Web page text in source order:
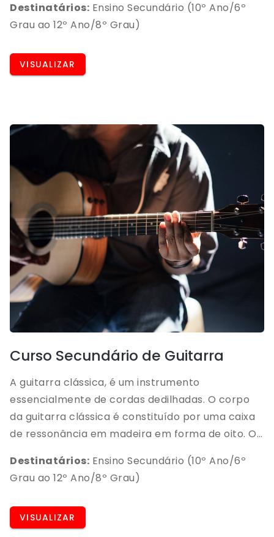
alguns dos conteúdos básicos sobre as várias
vertentes da voz.
Destinatários: Ensino Secundário (10º Ano/6º
Grau ao 12º Ano/8º Grau)
VISUALIZAR
Curso Secundário de Guitarra
A guitarra clássica, é um instrumento
essencialmente de cordas dedilhadas. O corpo
da guitarra clássica é constituído por uma caixa
de ressonância em madeira em forma de oito. O
dividem o braço da guitarra e definem a altura
dos sons. A guitarra tem uma grande
exploração da sua sonoridade.
Destinatários: Ensino Secundário (10º Ano/6º
Grau ao 12º Ano/8º Grau)
VISUALIZAR